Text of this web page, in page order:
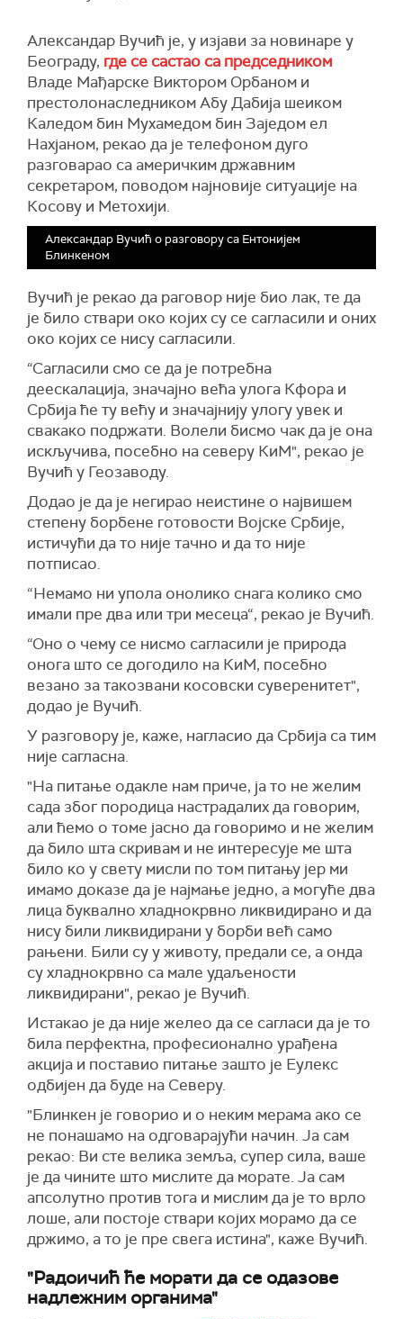
Александар Вучић је, у изјави за новинаре у
Београду, где се састао са председником
Владе Мађарске Виктором Орбаном и
престолонаследником Абу Дабија шеиком
Каледом бин Мухамедом бин Заједом ел
Нахјаном, рекао да је телефоном дуго
разговарао са америчким државним
секретаром, поводом најновије ситуације на
Косову и Метохији.
Александар Вучић о разговору са Ентонијем
Блинкеном
Вучић је рекао да раговор није био лак, те да
је било ствари око којих су се сагласили и оних
око којих се нису сагласили.
“Сагласили смо се да је потребна
деескалација, значајно већа улога Кфора и
Србија ће ту већу и значајнију улогу увек и
свакако подржати. Волели бисмо чак да је она
искључива, посебно на северу КиМ", рекао је
Вучић у Геозаводу.
Додао је да је негирао неистине о највишем
степену борбене готовости Војске Србије,
истичући да то није тачно и да то није
потписао.
“Немамо ни упола онолико снага колико смо
имали пре два или три месеца“, рекао је Вучић.
“Оно о чему се нисмо сагласили је природа
онога што се догодило на КиМ, посебно
везано за такозвани косовски суверенитет",
додао је Вучић.
У разговору је, каже, нагласио да Србија са тим
није сагласна.
"На питање одакле нам приче, ја то не желим
сада због породица настрадалих да говорим,
али ћемо o томе јасно да говоримо и не желим
да било шта скривам и не интересује ме шта
било ко у свету мисли по том питању јер ми
имамо доказе да је најмање једно, а могуће два
лица буквално хладнокрвно ликвидирано и да
нису били ликвидирани у борби већ само
рањени. Били су у животу, предали се, а онда
су хладнокрвно са мале удаљености
ликвидирани", рекао је Вучић.
Истакао је да није желео да се сагласи да је то
била перфектна, професионално урађена
акција и поставио питање зашто је Еулекс
одбијен да буде на Северу.
"Блинкен је говорио и о неким мерама ако се
не понашамо на одговарајући начин. Ја сам
рекао: Ви сте велика земља, супер сила, ваше
је да чините што мислите да морате. Ја сам
апсолутно против тога и мислим да је то врло
лоше, али постоје ствари којих морамо да се
држимо, а то је пре свега истина", каже Вучић.
"Радоичић ће морати да се одазове
надлежним органима"